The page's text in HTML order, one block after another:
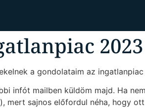
a gondolataim az
infót mailben küldöm majd. Ha
mert sajnos előfordul néha, hogy